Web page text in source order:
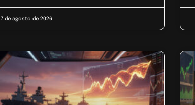
7 de agosto de 2026